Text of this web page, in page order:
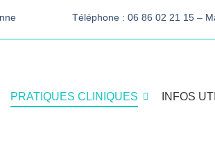
Téléphone : 06 86 02 21 15 –
PRATIQUES CLINIQUES INFOS